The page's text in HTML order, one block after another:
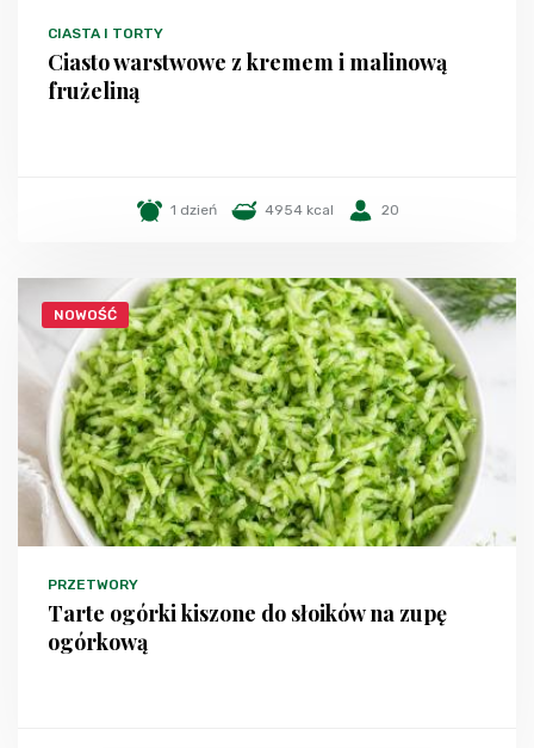
CIASTA I TORTY
Ciasto warstwowe z kremem i malinową
frużeliną
1 dzień 4954 kcal 20
NOWOŚĆ
PRZETWORY
Tarte ogórki kiszone do słoików na zupę
ogórkową